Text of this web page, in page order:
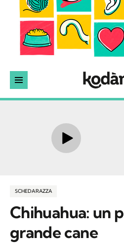
SCHEDA RAZZA
Chihuahua: un
grande cane